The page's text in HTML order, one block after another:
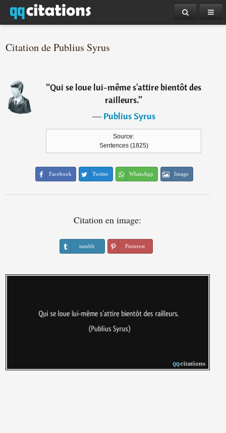
Citation de Publius Syrus
“Qui se loue lui-même s'attire bientôt des
railleurs.”
―Publius Syrus
Source:
Sentences (1825)
Facebook Twitter WhatsApp Image
Citation en image:
tumblr Pinterest